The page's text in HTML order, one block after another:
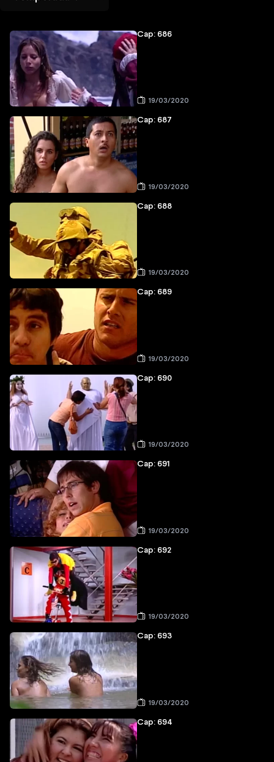
Cap: 686
19/03/2020
Cap: 687
19/03/2020
Cap: 688
19/03/2020
Cap: 689
19/03/2020
Cap: 690
19/03/2020
Cap: 691
19/03/2020
Cap: 692
19/03/2020
Cap: 693
19/03/2020
Cap: 694